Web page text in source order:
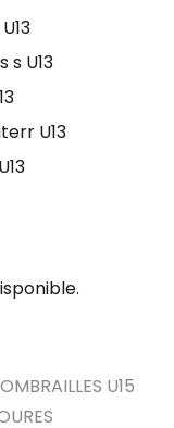
s U13
U13
U15